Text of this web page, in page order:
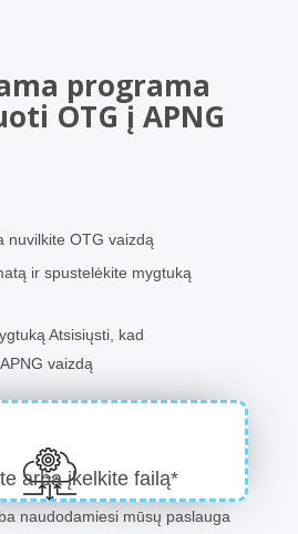
programa
OTG į APNG
nuvilkite OTG vaizdą
ir spustelėkite mygtuką
Atsisiųsti, kad
vaizdą
arba įkelkite failą*
naudodamiesi mūsų paslauga